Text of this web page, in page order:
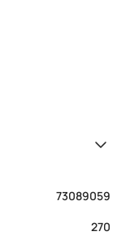
73089059
270